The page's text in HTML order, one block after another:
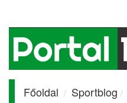
Főoldal Sportblog